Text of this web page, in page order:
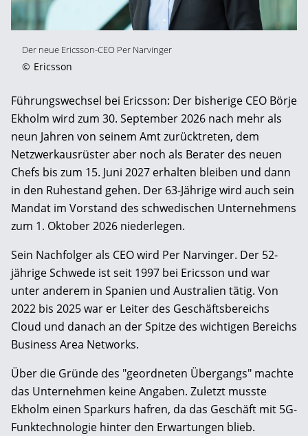
Der neue Ericsson-CEO Per Narvinger
© Ericsson
Führungswechsel bei Ericsson: Der bisherige CEO Börje
Ekholm wird zum 30. September 2026 nach mehr als
neun Jahren von seinem Amt zurücktreten, dem
Netzwerkausrüster aber noch als Berater des neuen
Chefs bis zum 15. Juni 2027 erhalten bleiben und dann
in den Ruhestand gehen. Der 63-Jährige wird auch sein
Mandat im Vorstand des schwedischen Unternehmens
zum 1. Oktober 2026 niederlegen.
Sein Nachfolger als CEO wird Per Narvinger. Der 52-
jährige Schwede ist seit 1997 bei Ericsson und war
unter anderem in Spanien und Australien tätig. Von
2022 bis 2025 war er Leiter des Geschäftsbereichs
Cloud und danach an der Spitze des wichtigen Bereichs
Business Area Networks.
Über die Gründe des "geordneten Übergangs" machte
das Unternehmen keine Angaben. Zuletzt musste
Ekholm einen Sparkurs hafren, da das Geschäft mit 5G-
Funktechnologie hinter den Erwartungen blieb.